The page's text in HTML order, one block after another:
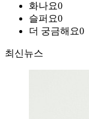
화나요0
슬퍼요0
더 궁금해요0
최신뉴스